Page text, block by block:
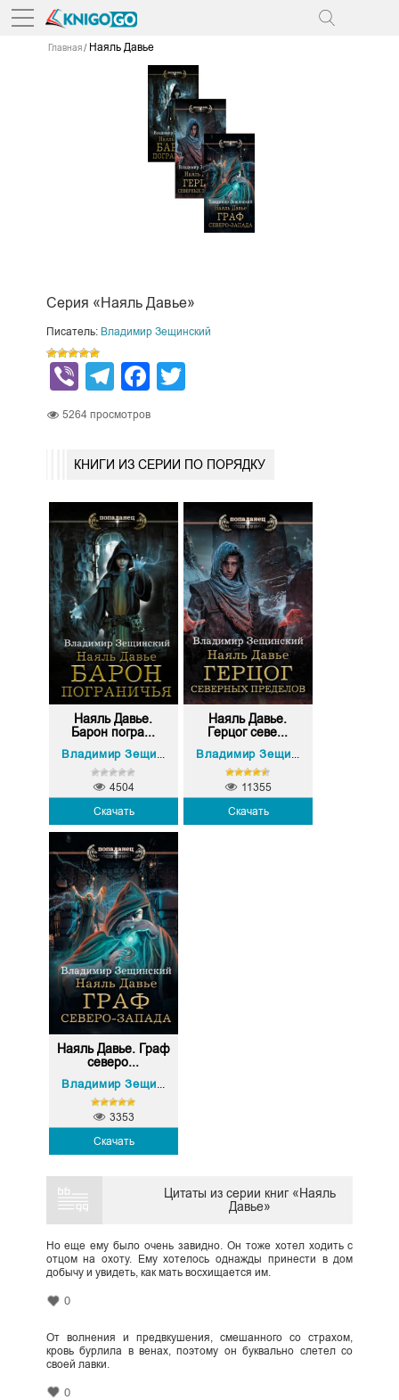
Главная Наяль Давье
Серия «Наяль Давье»
Писатель: Владимир Зещинский
ViberTelegram
Facebook
5264 просмотров
КНИГИ ИЗ СЕРИИ ПО ПОРЯДКУ
Наяль Давье.
Барон погра...
Владимир Зещинский
Скачать
4504
Наяль Давье.
Герцог севе...
Владимир Зещинский
Скачать
11355
Наяль Давье. Граф
северо...
Владимир Зещинский
Скачать
3353
Цитаты из серии книг «Наяль
Давье»
Но еще ему было очень завидно. Он тоже хотел ходить с
отцом на охоту. Ему хотелось однажды принести в дом
добычу и увидеть, как мать восхищается им.
0
От волнения и предвкушения, смешанного со страхом,
кровь бурлила в венах, поэтому он буквально слетел со
своей лавки.
0